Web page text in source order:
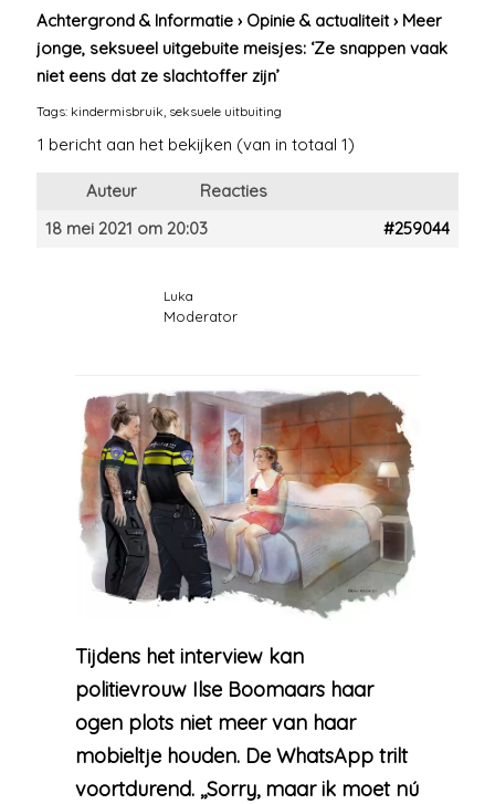
Achtergrond & Informatie › Opinie & actualiteit › Meer
jonge, seksueel uitgebuite meisjes: ‘Ze snappen vaak
niet eens dat ze slachtoffer zijn’
Tags: kindermisbruik seksuele uitbuiting
1 bericht aan het bekijken (van in totaal 1)
Auteur
Reacties
18 mei 2021 om 20:03
#259044
Luka
Moderator
Tijdens het interview kan
politievrouw Ilse Boomaars haar
ogen plots niet meer van haar
mobieltje houden. De WhatsApp trilt
voortdurend. ,,Sorry, maar ik moet nú